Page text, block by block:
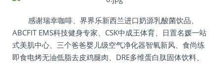
感谢瑞幸咖啡、界界乐新西兰进口奶源乳酸菌饮品、
ABCFIT EMS科技健身专家、CSK中成王体育、日置名媛一站
式美肌中心、三个爸爸婴儿级空气净化器智氧新风、食尚练
即食电烤无油低脂去皮鸡腿肉、DRE多维蛋白肽固体饮料、